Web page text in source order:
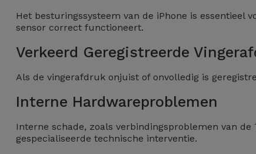
Andere
merken
alles
Hygiëne
Tassen en
Koffers
Het besturingssysteem van de iPhone is essentieel
sensor correct functioneert.
Verkeerd Geregistreerde
Als de vingerafdruk onjuist of onvolledig is
Interne Hardwareproblemen
Interne schade, zoals verbindingsproblemen van
gespecialiseerde technische interventie.